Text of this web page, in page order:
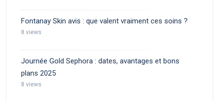
Fontanay Skin avis : que valent vraiment ces soins ?
8 views
Journée Gold Sephora : dates, avantages et bons
plans 2025
8 views